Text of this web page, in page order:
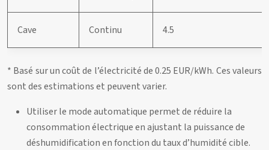
Cave Continu 4.5
* Basé sur un coût de l’électricité de 0.25 EUR/kWh. Ces valeurs
sont des estimations et peuvent varier.
Utiliser le mode automatique permet de réduire la
consommation électrique en ajustant la puissance de
déshumidification en fonction du taux d’humidité cible.